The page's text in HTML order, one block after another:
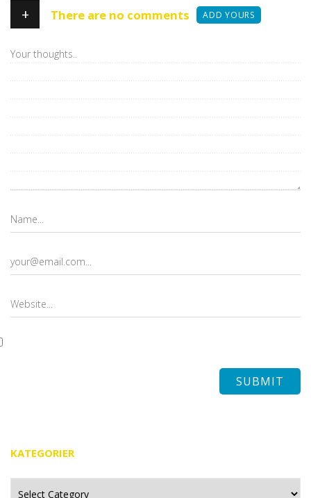
+ There are no comments ADD YOURS
KATEGORIER